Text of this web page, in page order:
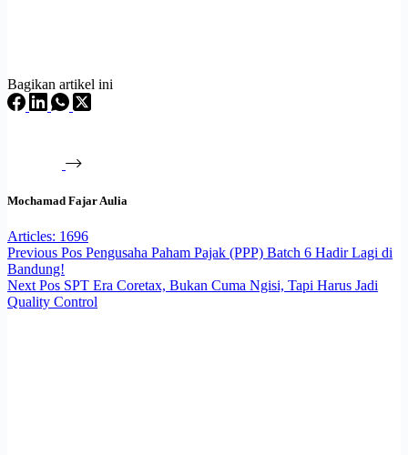
Bagikan artikel ini
Mochamad Fajar Aulia
Articles: 1696
Previous Pos Pengusaha Paham Pajak (PPP) Batch 6 Hadir Lagi di
Bandung!
Next Pos SPT Era Coretax, Bukan Cuma Ngisi, Tapi Harus Jadi
Quality Control